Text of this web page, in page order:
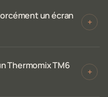
un écran
+
Thermomix TM6
+